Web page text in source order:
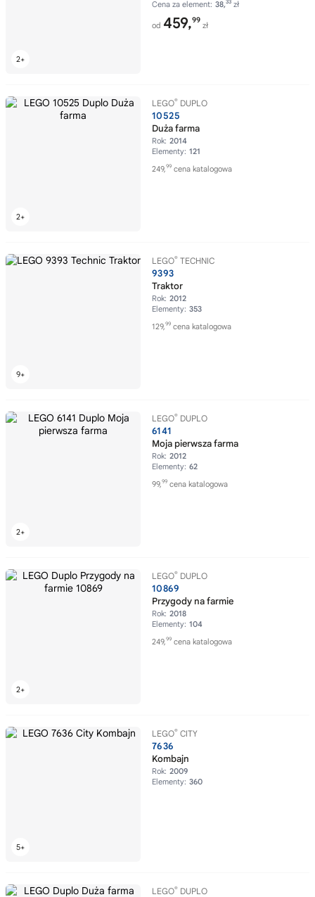
Cena za element: 38,33 zł
od 459,99
zł
LEGO® DUPLO
10525
Duża farma
Rok: 2014
Elementy: 121
249,99 cena katalogowa
LEGO® TECHNIC
9393
Traktor
Rok: 2012
Elementy: 353
129,99 cena katalogowa
LEGO® DUPLO
6141
Moja pierwsza farma
Rok: 2012
Elementy: 62
99,99 cena katalogowa
LEGO® DUPLO
10869
Przygody na farmie
Rok: 2018
Elementy: 104
249,99 cena katalogowa
LEGO® CITY
7636
Kombajn
Rok: 2009
Elementy: 360
LEGO® DUPLO